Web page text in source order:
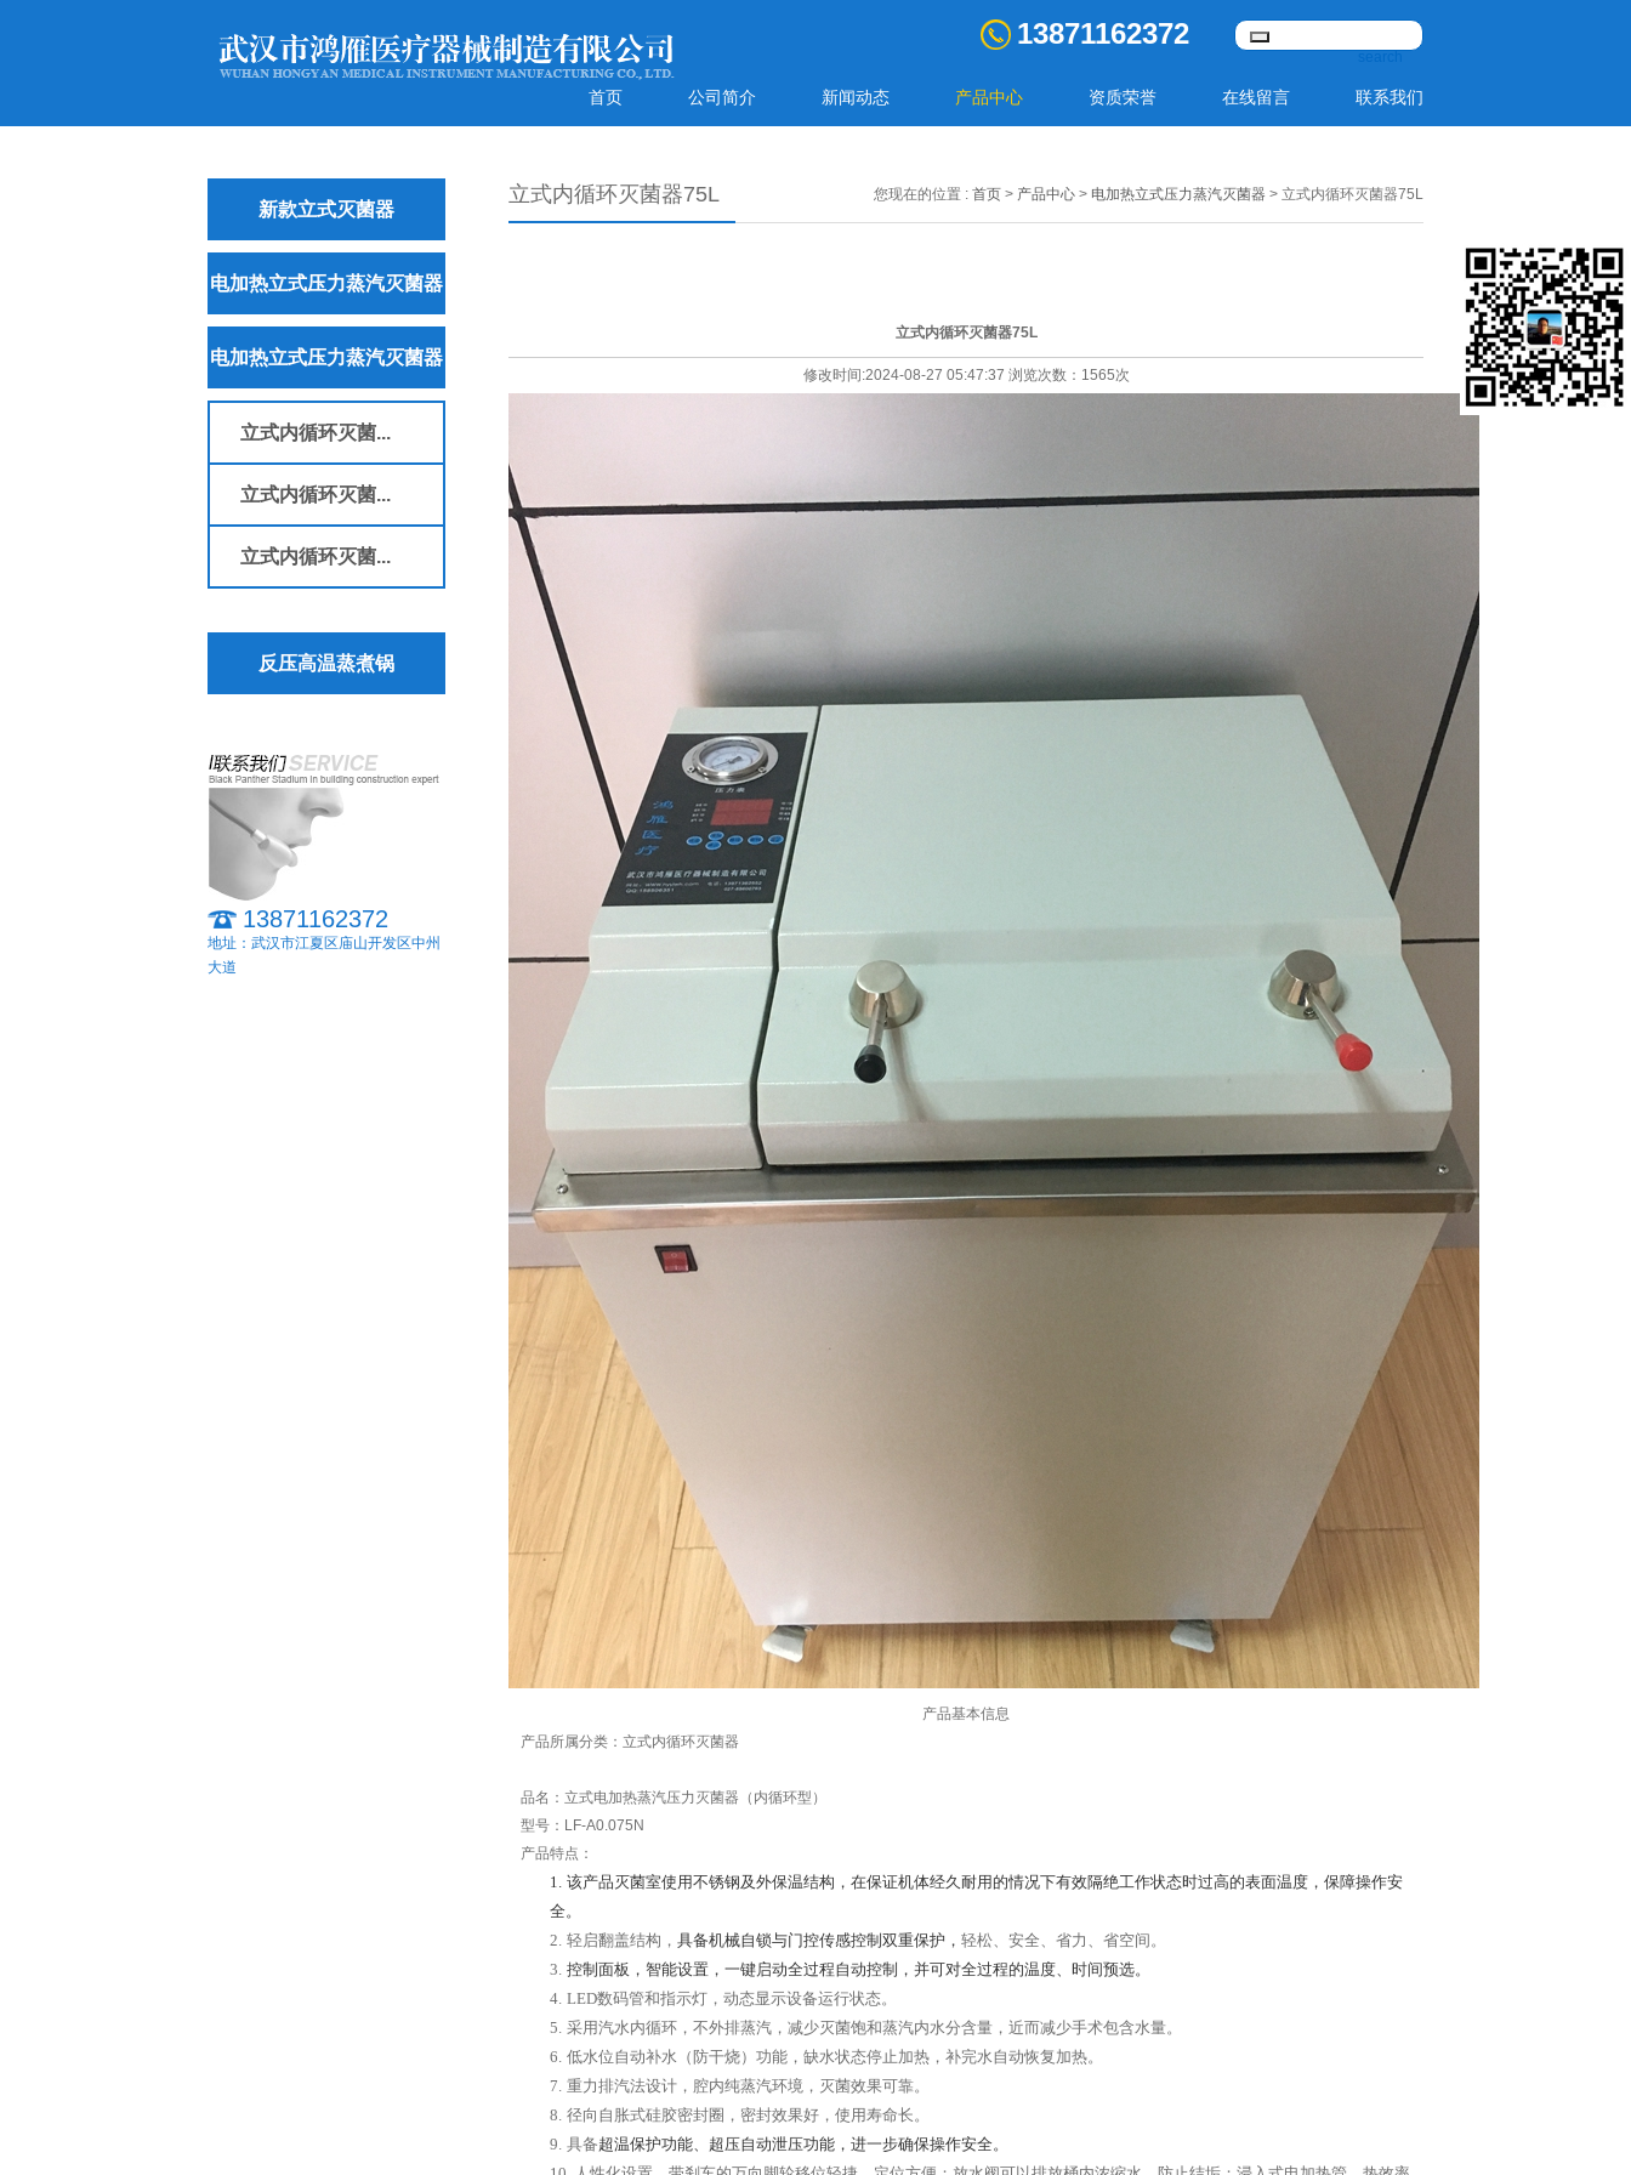
13871162372
首页 公司简介 新闻动态 产品中心 资质荣誉 在线留言 联系我们
新款立式灭菌器
电加热立式压力蒸汽灭菌器
电加热立式压力蒸汽灭菌器
立式内循环灭菌...
立式内循环灭菌...
立式内循环灭菌...
反压高温蒸煮锅
13871162372
地址：武汉市江夏区庙山开发区中州
大道
您现在的位置 : 首页 > 产品中心 > 电加热立式压力蒸汽灭菌器 > 立式内循环灭菌器75L
立式内循环灭菌器75L
立式内循环灭菌器75L
修改时间:2024-08-27 05:47:37 浏览次数：1565次
产品基本信息
产品所属分类：立式内循环灭菌器
品名：立式电加热蒸汽压力灭菌器（内循环型）
型号： LF-A0.075N
产品特点：
1. 该产品灭菌室使用不锈钢及外保温结构，在保证机体经久耐用的情况下有效隔绝工作状态时过高的表面温度，保障操作安
全。
2. 轻启翻盖结构， 具备机械自锁与门控传感控制双重保护， 轻松、安全、省力、省空间。
3. 控制面板，智能设置，一键启动全过程自动控制，并可对全过程的温度、时间预选。
4. LED数码管和指示灯，动态显示设备运行状态。
5. 采用汽水内循环，不外排蒸汽，减少灭菌饱和蒸汽内水分含量，近而减少手术包含水量。
6. 低水位自动补水（防干烧）功能，缺水状态停止加热，补完水自动恢复加热。
7. 重力排汽法设计，腔内纯蒸汽环境，灭菌效果可靠。
8. 径向自胀式硅胶密封圈，密封效果好，使用寿命长。
9. 具备超温保护功能、超压自动泄压功能，进一步确保操作安全。